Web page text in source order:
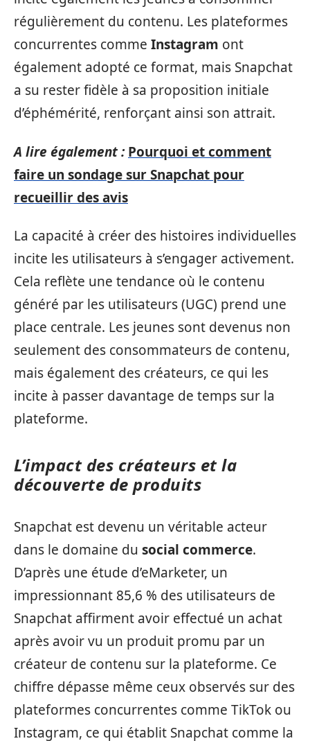
régulièrement du contenu. Les plateformes
concurrentes comme Instagram ont
également adopté ce format, mais Snapchat
a su rester fidèle à sa proposition initiale
d’éphémérité, renforçant ainsi son attrait.
A lire également : Pourquoi et comment
faire un sondage sur Snapchat pour
recueillir des avis
La capacité à créer des histoires individuelles
incite les utilisateurs à s’engager activement.
Cela reflète une tendance où le contenu
généré par les utilisateurs (UGC) prend une
place centrale. Les jeunes sont devenus non
seulement des consommateurs de contenu,
mais également des créateurs, ce qui les
incite à passer davantage de temps sur la
plateforme.
L’impact des créateurs et la
découverte de produits
Snapchat est devenu un véritable acteur
dans le domaine du social commerce.
D’après une étude d’eMarketer, un
impressionnant 85,6 % des utilisateurs de
Snapchat affirment avoir effectué un achat
après avoir vu un produit promu par un
créateur de contenu sur la plateforme. Ce
chiffre dépasse même ceux observés sur des
plateformes concurrentes comme TikTok ou
Instagram, ce qui établit Snapchat comme la